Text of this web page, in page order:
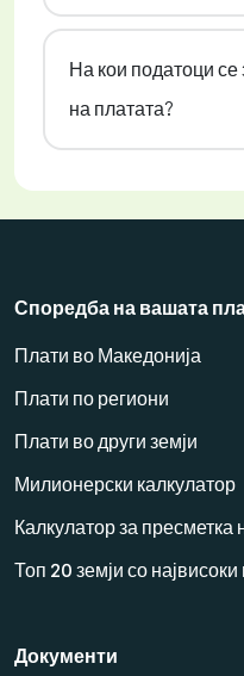
На кои податоци се
на платата?
Споредба на вашата
Плати во Македонија
Плати по региони
Плати во други земји
Милионерски калкулатор
Калкулатор за пресметка
Топ 20 земји со
Документи